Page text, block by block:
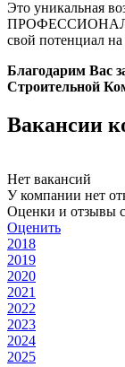
Это уникальная
ПРОФЕССИОНАЛОВ
свой потенциал
Благодарим Вас
Строительной
Вакансии
Нет вакансий
У компании нет
Оценки и отзывы
Оценить
2018
2019
2020
2021
2022
2023
2024
2025